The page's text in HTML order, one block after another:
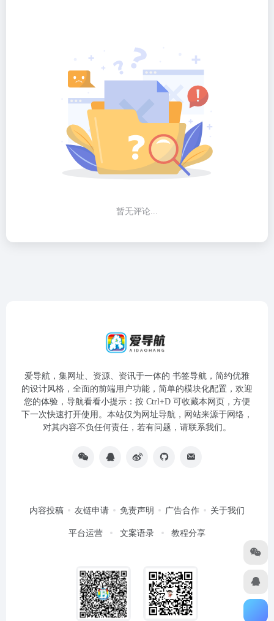
暂无评论...
爱导航，集网址、资源、资讯于一体的 书签导航，简约优雅
的设计风格，全面的前端用户功能，简单的模块化配置，欢迎
您的体验，导航看看小提示：按 Ctrl+D 可收藏本网页，方便
下一次快速打开使用。本站仅为网址导航，网站来源于网络，
对其内容不负任何责任，若有问题，请联系我们。
内容投稿 友链申请 免责声明 广告合作 关于我们
平台运营 文案语录 教程分享